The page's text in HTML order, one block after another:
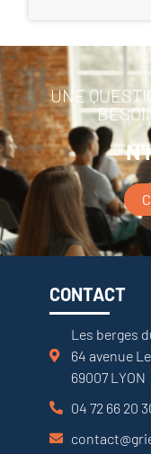
UNE
CONTACT
Les berges
64 avenue
69007 LYON
04 72 66 20